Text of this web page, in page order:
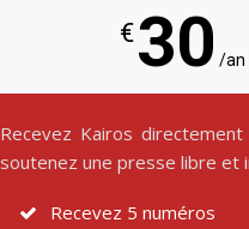
€30 /an
Recevez Kairos
soutenez une presse libre et
Recevez 5 numéros